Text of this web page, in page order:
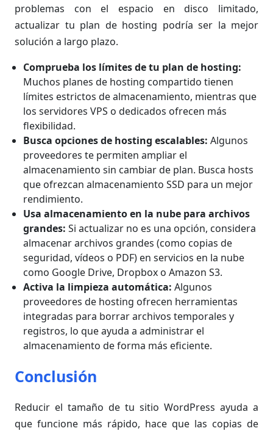
problemas con el espacio en disco limitado,
actualizar tu plan de hosting podría ser la mejor
solución a largo plazo.
Comprueba los límites de tu plan de hosting:
Muchos planes de hosting compartido tienen
límites estrictos de almacenamiento, mientras que
los servidores VPS o dedicados ofrecen más
flexibilidad.
Busca opciones de hosting escalables: Algunos
proveedores te permiten ampliar el
almacenamiento sin cambiar de plan. Busca hosts
que ofrezcan almacenamiento SSD para un mejor
rendimiento.
Usa almacenamiento en la nube para archivos
grandes: Si actualizar no es una opción, considera
almacenar archivos grandes (como copias de
seguridad, vídeos o PDF) en servicios en la nube
como Google Drive, Dropbox o Amazon S3.
Activa la limpieza automática: Algunos
proveedores de hosting ofrecen herramientas
integradas para borrar archivos temporales y
registros, lo que ayuda a administrar el
almacenamiento de forma más eficiente.
Conclusión
Reducir el tamaño de tu sitio WordPress ayuda a
que funcione más rápido, hace que las copias de